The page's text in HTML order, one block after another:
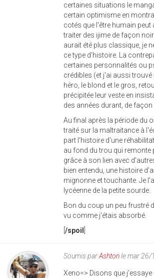
certaines situations le
certain optimisme en
cotés que l'être humain peut
traiter des ijime de façon
aurait été plus classique, je
ce type d'histoire. La
certaines personnalités ou
crédibles (et j'ai aussi trouvé
héro, le blond et le gros,
précipitée leur veste en
des années durant, de façon
Au final après la période du
traité sur la maltraitance à
part l'histoire d'une
au fond du trou qui remonte
grâce à son lien avec
bien entendu, une histoire
mignonne et touchante. Je
lycéenne de la petite sourde.
Bon du coup un peu frustré
vu comme j'étais absorbé.
/spoil
Soumis parAshtonle mar 26/
Xeno=> Disons que j'essaye